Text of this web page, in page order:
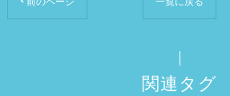
関連タグ